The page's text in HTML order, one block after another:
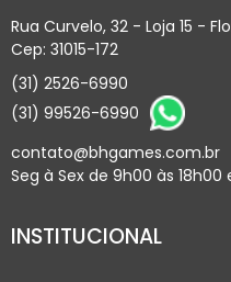
Rua Curvelo, 32 - Loja 15 -
Cep: 31015-172
(31) 2526-6990
(31) 99526-6990
contato@bhgames.com.br
Seg à Sex de 9h00 às
INSTITUCIONAL